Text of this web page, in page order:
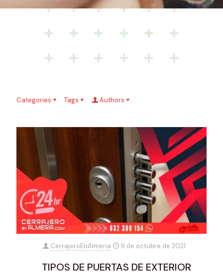
Categories Tags Authors
CerrajeroEnAlmeria 9 de octubre de 2021
TIPOS DE PUERTAS DE EXTERIOR